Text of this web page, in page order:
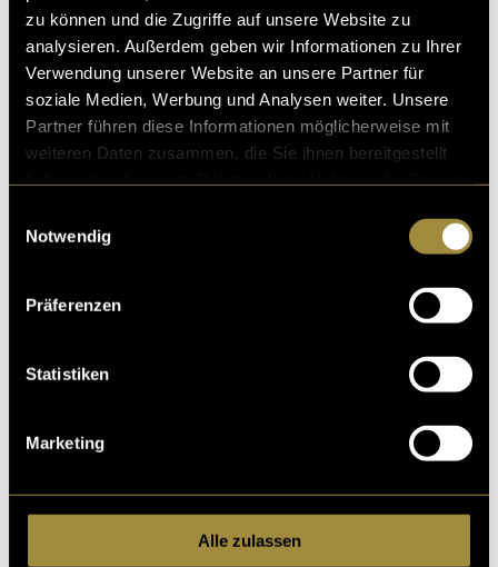
zu können und die Zugriffe auf unsere Website zu
analysieren. Außerdem geben wir Informationen zu Ihrer
Verwendung unserer Website an unsere Partner für
soziale Medien, Werbung und Analysen weiter. Unsere
Partner führen diese Informationen möglicherweise mit
weiteren Daten zusammen, die Sie ihnen bereitgestellt
Notwendig
Präferenzen
Statistiken
Marketing
Alle zulassen
Bitte akzeptiere die
Cookies um